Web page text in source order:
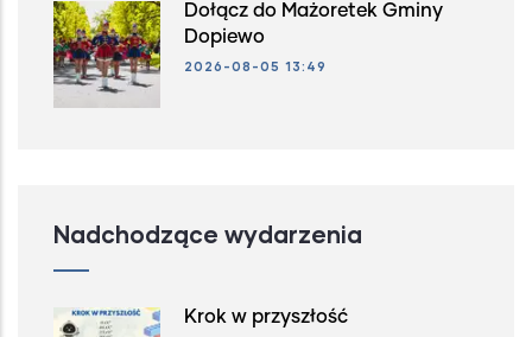
Dołącz do Mażoretek Gminy
Dopiewo
2026-08-05 13:49
Nadchodzące wydarzenia
Krok w przyszłość